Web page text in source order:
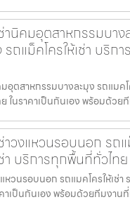
านิคมอุตสาหกรรมบาง
รถแม็คโครให้เช่า บริก
อุตสาหกรรมบางละมุง รถแมคโ
ในราคาเป็นกันเอง พร้อมด้วย
าวงแหวนรอบนอก รถ
า บริการทุกพื้นที่ทั่วไท
หวนรอบนอก รถแมคโครให้เช่า
าเป็นกันเอง พร้อมด้วยทีมงาน